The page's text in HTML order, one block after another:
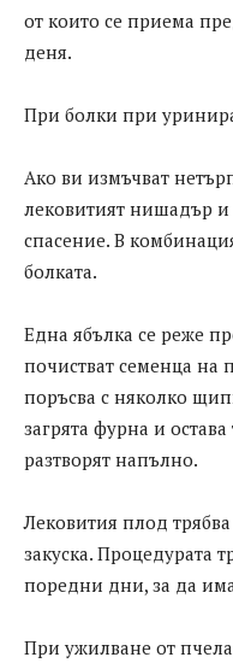
от които се приема
деня.
При болки при
Ако ви измъчват
лековитият нишадър и
спасение. В
болката.
Една ябълка се реже
почистват семенца на
поръсва с няколко
загрята фурна и
разтворят напълно.
Лековития плод
закуска. Процедурата
поредни дни, за да
При ужилване от